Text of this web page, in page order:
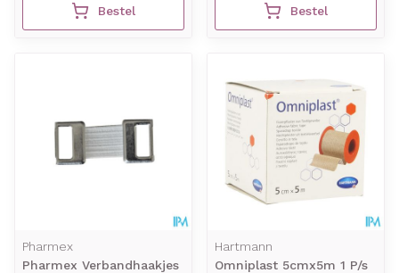
Bestel Bestel
Pharmex
Pharmex Verbandhaakjes
Hartmann
Omniplast 5cmx5m 1 P/s